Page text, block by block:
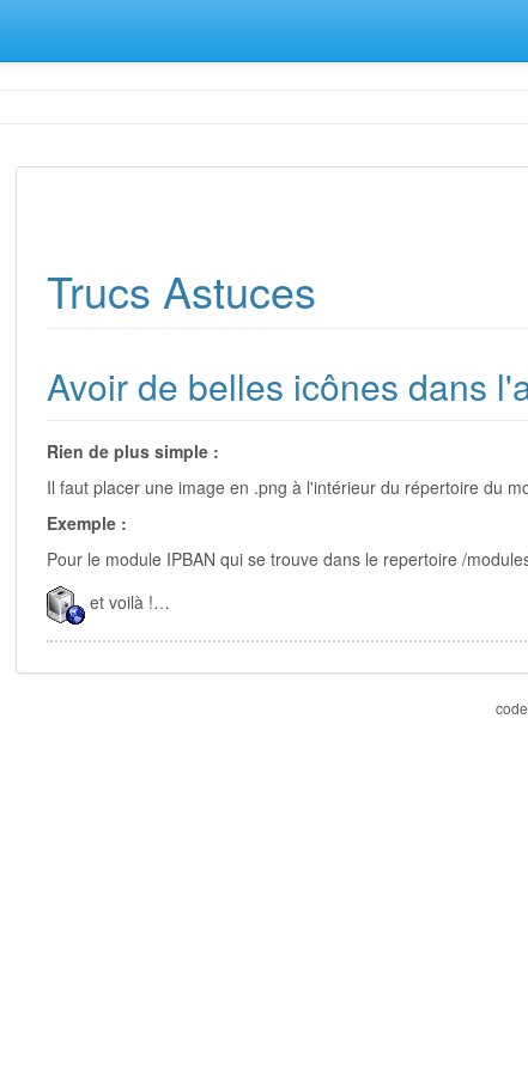
Trucs Astuces
Avoir de belles icônes dans
Rien de plus simple :
Il faut placer une image en .png à l'intérieur du répertoire du
Exemple :
Pour le module IPBAN qui se trouve dans le repertoire /
et voilà !…